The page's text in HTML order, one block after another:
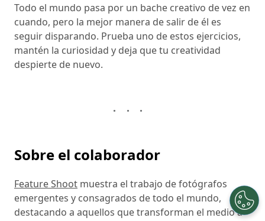
Todo el mundo pasa por un bache creativo de vez en
cuando, pero la mejor manera de salir de él es
seguir disparando. Prueba uno de estos ejercicios,
mantén la curiosidad y deja que tu creatividad
despierte de nuevo.
Sobre el colaborador
Feature Shoot muestra el trabajo de fotógrafos
emergentes y consagrados de todo el mundo,
destacando a aquellos que transforman el medio a